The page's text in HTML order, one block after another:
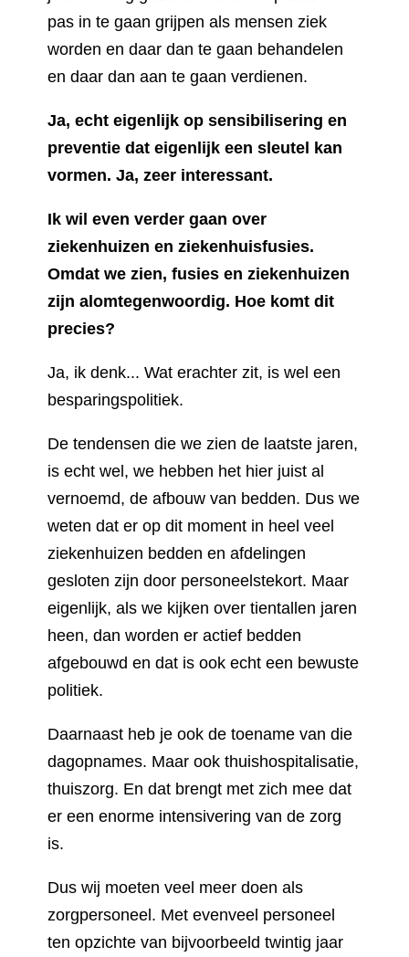
pas in te gaan grijpen als mensen ziek
worden en daar dan te gaan behandelen
en daar dan aan te gaan verdienen.
Ja, echt eigenlijk op sensibilisering en
preventie dat eigenlijk een sleutel kan
vormen. Ja, zeer interessant.
Ik wil even verder gaan over
ziekenhuizen en ziekenhuisfusies.
Omdat we zien, fusies en ziekenhuizen
zijn alomtegenwoordig. Hoe komt dit
precies?
Ja, ik denk... Wat erachter zit, is wel een
besparingspolitiek.
De tendensen die we zien de laatste jaren,
is echt wel, we hebben het hier juist al
vernoemd, de afbouw van bedden. Dus we
weten dat er op dit moment in heel veel
ziekenhuizen bedden en afdelingen
gesloten zijn door personeelstekort. Maar
eigenlijk, als we kijken over tientallen jaren
heen, dan worden er actief bedden
afgebouwd en dat is ook echt een bewuste
politiek.
Daarnaast heb je ook de toename van die
dagopnames. Maar ook thuishospitalisatie,
thuiszorg. En dat brengt met zich mee dat
er een enorme intensivering van de zorg
is.
Dus wij moeten veel meer doen als
zorgpersoneel. Met evenveel personeel
ten opzichte van bijvoorbeeld twintig jaar